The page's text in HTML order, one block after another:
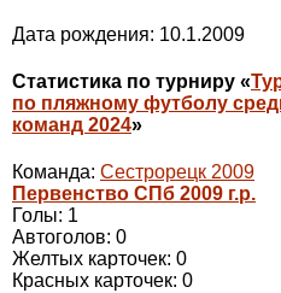
Дата рождения: 10.1.2009
Статистика по турниру «
по пляжному футболу
команд 2024»
Команда: Сестрорецк 2009
Первенство СПб 2009 г.р.
Голы: 1
Автоголов: 0
Желтых карточек: 0
Красных карточек: 0